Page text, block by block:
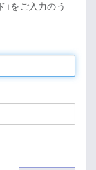
」をご入力のう